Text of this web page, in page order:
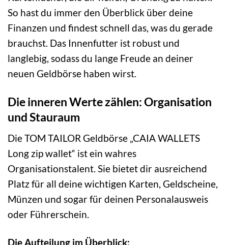
So hast du immer den Überblick über deine
Finanzen und findest schnell das, was du gerade
brauchst. Das Innenfutter ist robust und
langlebig, sodass du lange Freude an deiner
neuen Geldbörse haben wirst.
Die inneren Werte zählen: Organisation
und Stauraum
Die TOM TAILOR Geldbörse „CAIA WALLETS
Long zip wallet“ ist ein wahres
Organisationstalent. Sie bietet dir ausreichend
Platz für all deine wichtigen Karten, Geldscheine,
Münzen und sogar für deinen Personalausweis
oder Führerschein.
Die Aufteilung im Überblick: